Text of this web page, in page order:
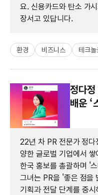
요. 신용카드와 탄소 가
장서고 있답니다.
환경 비즈니스 테크놀
정다정
배운 ‘
22년 차 PR 전문가 정
양한 글로벌 기업에서
한국 홍보를 총괄하며 '
그녀는 PR을 '좋은 점을
기획과 전달 단계를 중